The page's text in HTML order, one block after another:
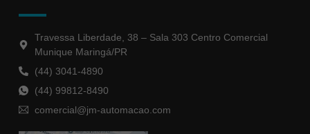
Travessa Liberdade, 38 – Sala 303 Centro Comercial
Munique Maringá/PR
(44) 3041-4890
(44) 99812-8490
comercial@jm-automacao.com